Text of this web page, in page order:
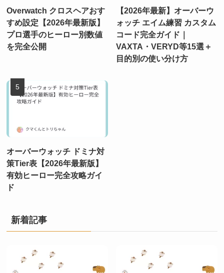
Overwatch クロスヘアおす
すめ設定【2026年最新版】
プロ選手のヒーロー別数値
を完全公開
【2026年最新】オーバーウ
ォッチ エイム練習 カスタム
コード完全ガイド｜
VAXTA・VERYD等15選＋
目的別の使い分け方
オーバーウォッチ ドミナ対
策Tier表【2026年最新版】
有効ヒーロー完全攻略ガイ
ド
新着記事